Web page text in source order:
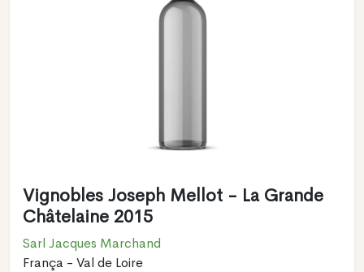
Vignobles Joseph Mellot - La Grande
Châtelaine 2015
Sarl Jacques Marchand
França - Val de Loire